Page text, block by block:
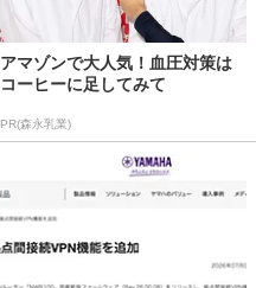
アマゾンで大人気！血圧対策は
コーヒーに足してみて
PR(森永乳業)